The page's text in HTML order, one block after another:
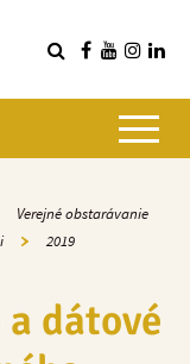
Verejné obstarávanie
2019
dátové